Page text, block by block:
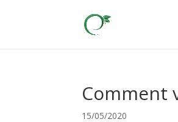
Comment
15/05/2020